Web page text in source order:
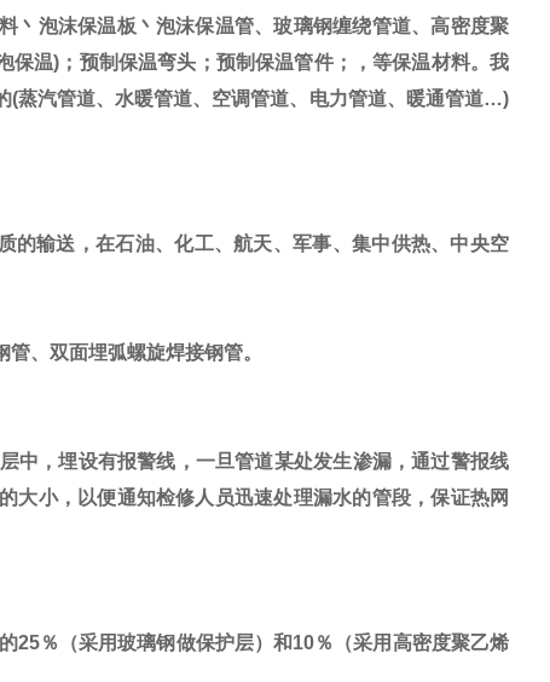
丶泡沫保温板丶泡沫保温管、玻璃钢缠绕管道、高密度聚
保温)；预制保温弯头；预制保温管件；，等保温材料。我
(蒸汽管道、水暖管道、空调管道、电力管道、暖通管道…)
输送，在石油、化工、航天、军事、集中供热、中央空
、双面埋弧螺旋焊接钢管。
中，埋设有报警线，一旦管道某处发生渗漏，通过警报线
大小，以便通知检修人员迅速处理漏水的管段，保证热网
％（采用玻璃钢做保护层）和10％（采用高密度聚乙烯